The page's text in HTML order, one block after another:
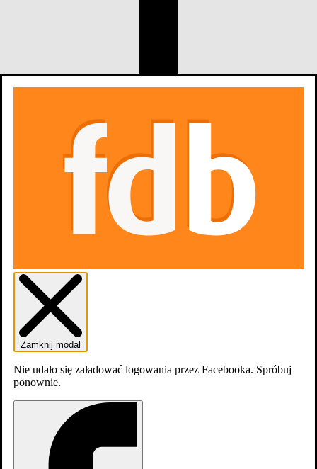
dodajzdjęcia
Zamknij modal
Nie udało się załadować logowania przez Facebooka. Spróbuj
ponownie.